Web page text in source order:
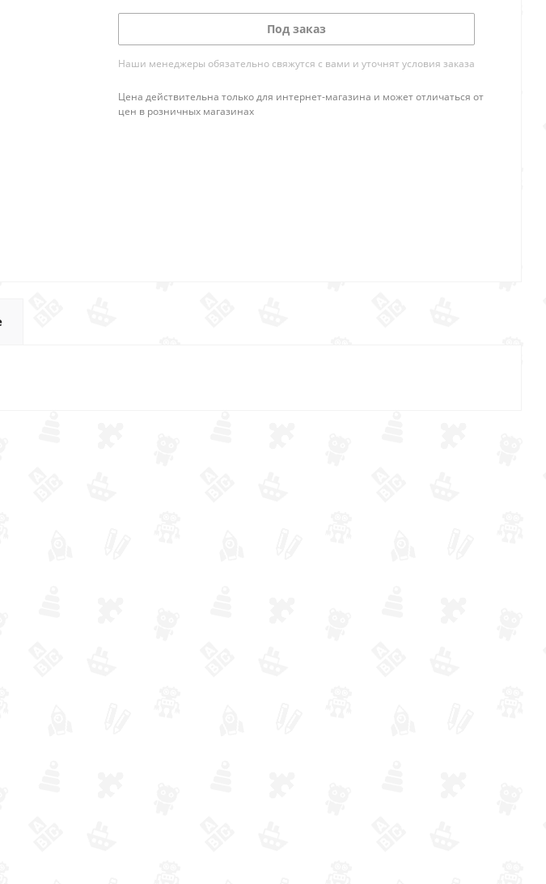
Под заказ
Наши менеджеры обязательно свяжутся с вами и уточнят условия заказа
Цена действительна только для интернет-магазина и может отличаться от
цен в розничных магазинах